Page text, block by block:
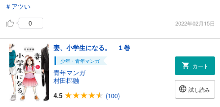
＃アツい
0
2022年02月15日
妻、小学生になる。 １巻
少年・青年マンガ
青年マンガ
村田椰融
4.5
(100)
カート
試し読み